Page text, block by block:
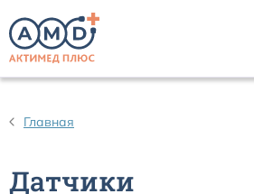
Главная
Датчики